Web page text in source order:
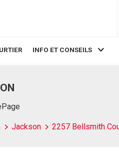
INFO ET CONSEILS
Jackson 2257 Bellsmith